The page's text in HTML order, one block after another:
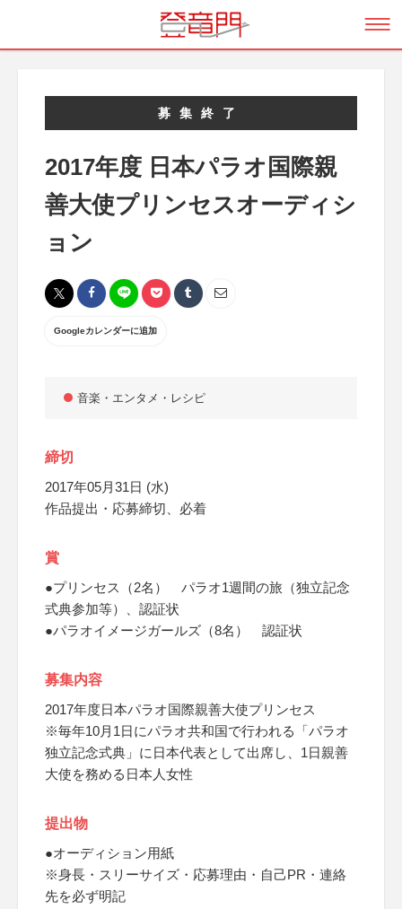
募集終了
2017年度 日本パラオ国際親
善大使プリンセスオーディシ
ョン
Googleカレンダーに追加
音楽・エンタメ・レシピ
締切
2017年05月31日 (水)
作品提出・応募締切、必着
賞
●プリンセス（2名） パラオ1週間の旅（独立記念
式典参加等）、認証状
●パラオイメージガールズ（8名） 認証状
募集内容
2017年度日本パラオ国際親善大使プリンセス
※毎年10月1日にパラオ共和国で行われる「パラオ
独立記念式典」に日本代表として出席し、1日親善
大使を務める日本人女性
提出物
●オーディション用紙
※身長・スリーサイズ・応募理由・自己PR・連絡
先を必ず明記